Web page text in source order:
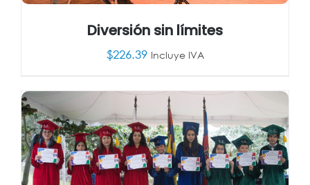
AÑADIR AL CARRITO DETALLES
Diversión sin límites
$226.39 Incluye IVA